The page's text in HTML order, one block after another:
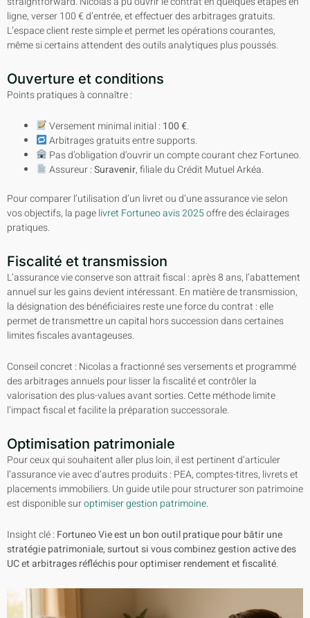
ligne, verser 100 € d’entrée, et effectuer des arbitrages gratuits.
L’espace client reste simple et permet les opérations courantes,
même si certains attendent des outils analytiques plus poussés.
Ouverture et conditions
Points pratiques à connaître :
Versement minimal initial : 100 €.
Arbitrages gratuits entre supports.
Pas d’obligation d’ouvrir un compte courant chez Fortuneo.
Assureur :Suravenir, filiale du Crédit Mutuel Arkéa.
Pour comparer l’utilisation d’un livret ou d’une assurance vie selon
vos objectifs, la pagelivret Fortuneo avis 2025offre des éclairages
pratiques.
Fiscalité et transmission
L’assurance vie conserve son attrait fiscal : après 8 ans, l’abattement
annuel sur les gains devient intéressant. En matière de transmission,
la désignation des bénéficiaires reste une force du contrat : elle
permet de transmettre un capital hors succession dans certaines
limites fiscales avantageuses.
Conseil concret : Nicolas a fractionné ses versements et programmé
des arbitrages annuels pour lisser la fiscalité et contrôler la
valorisation des plus-values avant sorties. Cette méthode limite
l’impact fiscal et facilite la préparation successorale.
Optimisation patrimoniale
Pour ceux qui souhaitent aller plus loin, il est pertinent d’articuler
l’assurance vie avec d’autres produits : PEA, comptes-titres, livrets et
placements immobiliers. Un guide utile pour structurer son patrimoine
est disponible suroptimiser gestion patrimoine.
Insight clé : Fortuneo Vie est un bon outil pratique pour bâtir une
stratégie patrimoniale, surtout si vous combinez gestion active des
UC et arbitrages réfléchis pour optimiser rendement et fiscalité.